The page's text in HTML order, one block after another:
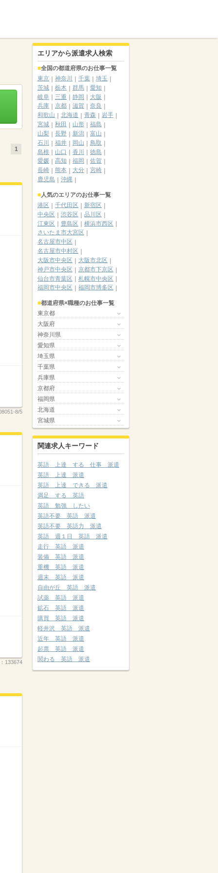
1
8/5
133674
エリアから派遣求人検索
全国の都道府県のお仕事一覧
東京
神奈川 千葉
埼玉
茨城
栃木 群馬
愛知
岐阜
三重 静岡
大阪
兵庫
京都 滋賀
奈良
和歌山
北海道 青森
岩手
宮城
秋田 山形
福島
山梨
長野 新潟
富山
石川
福井 岡山
鳥取
島根
山口 香川
徳島
愛媛
高知 福岡
佐賀
長崎
熊本 大分
宮崎
鹿児島
沖縄
人気のエリアのお仕事一覧
港区
千代田区
新宿区
中央区
渋谷区
品川区
江東区
豊島区
横浜市西区
さいたま市大宮区
名古屋市中区
名古屋市中村区
大阪市中央区
大阪市北区
神戸市中央区
京都市下京区
仙台市青葉区
札幌市中央区
福岡市中央区
福岡市博多区
都道府県×職種のお仕事一覧
東京都
大阪府
神奈川県
愛知県
埼玉県
千葉県
兵庫県
京都府
福岡県
北海道
宮城県
関連求人キーワード
英語 上達 する 仕事 派遣
英語 上達 派遣
英語 上達 できる 派遣
満足 する 英語
英語 勉強 したい
英語不要 英語 派遣
英語不要 英語力 派遣
英語 週１日 英語 派遣
走行 英語 派遣
装備 英語 派遣
重機 英語 派遣
週末 英語 派遣
自由が丘 英語 派遣
試薬 英語 派遣
鉱石 英語 派遣
購買 英語 派遣
軽井沢 英語 派遣
近年 英語 派遣
起票 英語 派遣
関わる 英語 派遣